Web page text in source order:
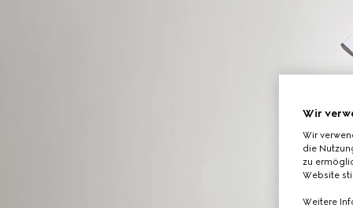
Wir
Wir
die
zu
Website
Weitere